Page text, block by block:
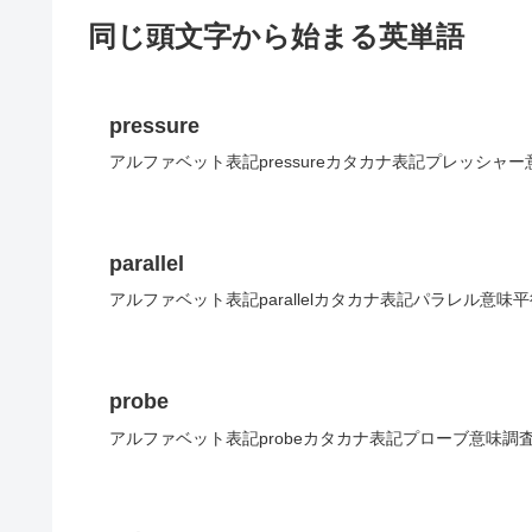
同じ頭文字から始まる英単語
pressure
アルファベット表記pressureカタカナ表記プレッシャー
parallel
アルファベット表記parallelカタカナ表記パラレル意味
probe
アルファベット表記probeカタカナ表記プローブ意味調